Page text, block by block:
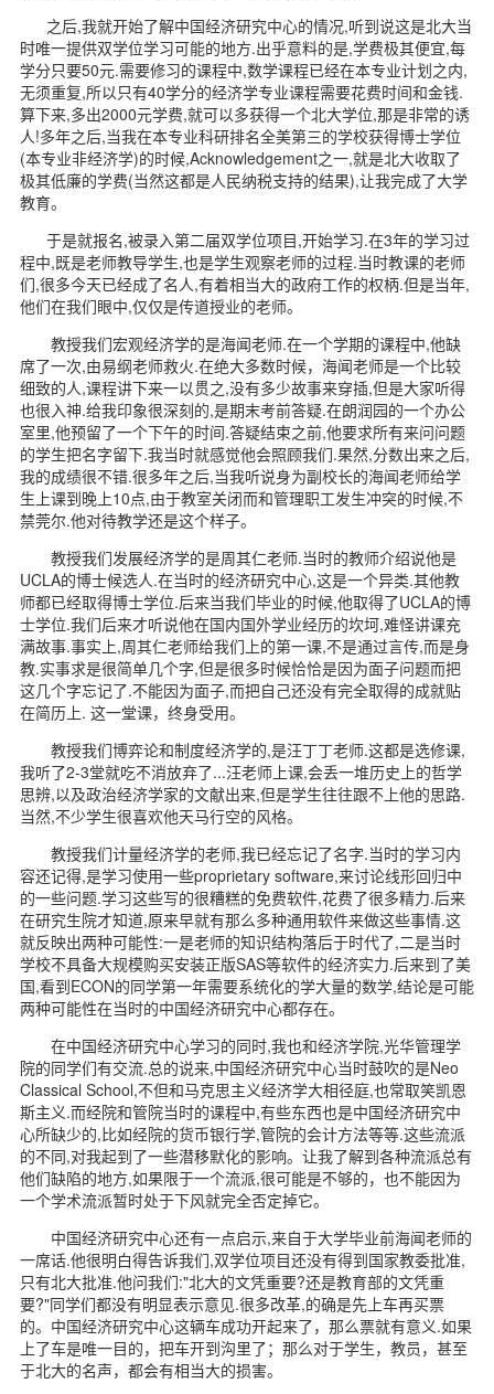
之后,我就开始了解中国经济研究中心的情况,听到说这是北大当
时唯一提供双学位学习可能的地方.出乎意料的是,学费极其便宜,每
学分只要50元.需要修习的课程中,数学课程已经在本专业计划之内,
无须重复,所以只有40学分的经济学专业课程需要花费时间和金钱.
算下来,多出2000元学费,就可以多获得一个北大学位,那是非常的诱
人!多年之后,当我在本专业科研排名全美第三的学校获得博士学位
(本专业非经济学)的时候,Acknowledgement之一,就是北大收取了
极其低廉的学费(当然这都是人民纳税支持的结果),让我完成了大学
教育。
于是就报名,被录入第二届双学位项目,开始学习.在3年的学习过
程中,既是老师教导学生,也是学生观察老师的过程.当时教课的老师
们,很多今天已经成了名人,有着相当大的政府工作的权柄.但是当年,
他们在我们眼中,仅仅是传道授业的老师。
教授我们宏观经济学的是海闻老师.在一个学期的课程中,他缺
席了一次,由易纲老师救火.在绝大多数时候，海闻老师是一个比较
细致的人,课程讲下来一以贯之,没有多少故事来穿插,但是大家听得
也很入神.给我印象很深刻的,是期末考前答疑.在朗润园的一个办公
室里,他预留了一个下午的时间.答疑结束之前,他要求所有来问问题
的学生把名字留下.我当时就感觉他会照顾我们.果然,分数出来之后,
我的成绩很不错.很多年之后,当我听说身为副校长的海闻老师给学
生上课到晚上10点,由于教室关闭而和管理职工发生冲突的时候,不
禁莞尔.他对待教学还是这个样子。
教授我们发展经济学的是周其仁老师.当时的教师介绍说他是
UCLA的博士候选人.在当时的经济研究中心,这是一个异类.其他教
师都已经取得博士学位.后来当我们毕业的时候,他取得了UCLA的博
士学位.我们后来才听说他在国内国外学业经历的坎坷,难怪讲课充
满故事.事实上,周其仁老师给我们上的第一课,不是通过言传,而是身
教.实事求是很简单几个字,但是很多时候恰恰是因为面子问题而把
这几个字忘记了.不能因为面子,而把自己还没有完全取得的成就贴
在简历上. 这一堂课，终身受用。
教授我们博弈论和制度经济学的,是汪丁丁老师.这都是选修课,
我听了2-3堂就吃不消放弃了...汪老师上课,会丢一堆历史上的哲学
思辨,以及政治经济学家的文献出来,但是学生往往跟不上他的思路.
当然,不少学生很喜欢他天马行空的风格。
教授我们计量经济学的老师,我已经忘记了名字.当时的学习内
容还记得,是学习使用一些proprietary software,来讨论线形回归中
的一些问题.学习这些写的很糟糕的免费软件,花费了很多精力.后来
在研究生院才知道,原来早就有那么多种通用软件来做这些事情.这
就反映出两种可能性:一是老师的知识结构落后于时代了,二是当时
学校不具备大规模购买安装正版SAS等软件的经济实力.后来到了美
国,看到ECON的同学第一年需要系统化的学大量的数学,结论是可能
两种可能性在当时的中国经济研究中心都存在。
在中国经济研究中心学习的同时,我也和经济学院,光华管理学
院的同学们有交流.总的说来,中国经济研究中心当时鼓吹的是Neo
Classical School,不但和马克思主义经济学大相径庭,也常取笑凯恩
斯主义.而经院和管院当时的课程中,有些东西也是中国经济研究中
心所缺少的,比如经院的货币银行学,管院的会计方法等等.这些流派
的不同,对我起到了一些潜移默化的影响。让我了解到各种流派总有
他们缺陷的地方,如果限于一个流派,很可能是不够的，也不能因为
一个学术流派暂时处于下风就完全否定掉它。
中国经济研究中心还有一点启示,来自于大学毕业前海闻老师的
一席话.他很明白得告诉我们,双学位项目还没有得到国家教委批准,
只有北大批准.他问我们:"北大的文凭重要?还是教育部的文凭重
要?"同学们都没有明显表示意见.很多改革,的确是先上车再买票
的。中国经济研究中心这辆车成功开起来了，那么票就有意义.如果
上了车是唯一目的，把车开到沟里了；那么对于学生，教员，甚至
于北大的名声，都会有相当大的损害。